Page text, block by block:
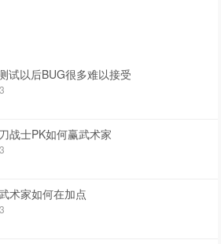
试以后BUG很多难以接受
战士PK如何赢武术家
术家如何在加点